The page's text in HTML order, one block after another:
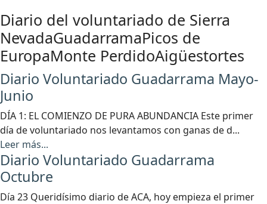
Diario del voluntariado de Sierra
NevadaGuadarramaPicos de
EuropaMonte PerdidoAigüestortes
Diario Voluntariado Guadarrama Mayo-
Junio
DÍA 1: EL COMIENZO DE PURA ABUNDANCIA Este primer
día de voluntariado nos levantamos con ganas de d...
Leer más...
Diario Voluntariado Guadarrama
Octubre
Día 23 Queridísimo diario de ACA, hoy empieza el primer